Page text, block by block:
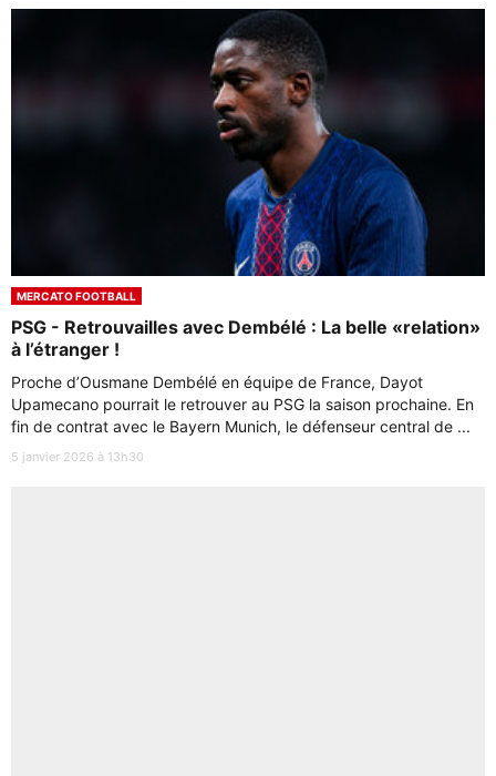
MERCATO FOOTBALL
PSG - Retrouvailles avec Dembélé : La belle «relation»
à l’étranger !
Proche d’Ousmane Dembélé en équipe de France, Dayot
Upamecano pourrait le retrouver au PSG la saison prochaine. En
fin de contrat avec le Bayern Munich, le défenseur central de ...
5 janvier 2026 à 13h30